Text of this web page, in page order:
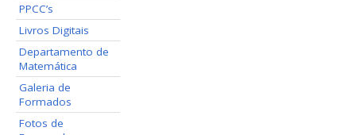
PPCC’s
Livros Digitais
Departamento de
Matemática
Galeria de
Formados
Fotos de